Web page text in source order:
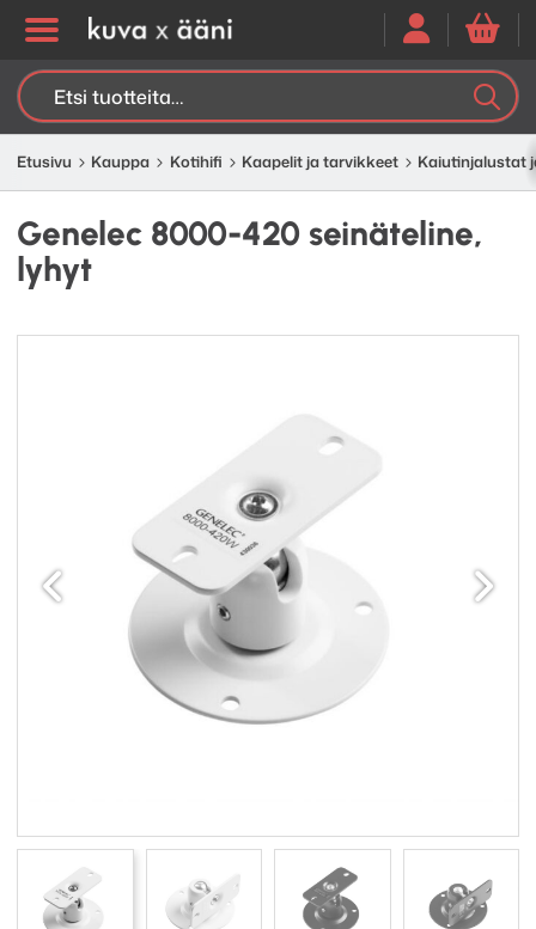
Etsi:
Etusivu Kauppa Kotihifi Kaapelit ja tarvikkeet Kaiutinjalustat
Genelec 8000-420 seinäteline,
lyhyt
Edellinen